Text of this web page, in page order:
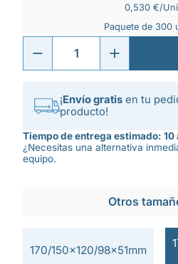
0,530 €/
Paquete de 300
¡Envío gratis en tu
producto!
Tiempo de entrega estimado: 10
¿Necesitas una alternativa
equipo.
Otros
170/150x120/98x51mm